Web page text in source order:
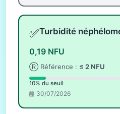
✅Turbidité
0,19 NFU
Ⓡ Référence : ≤ 2 NFU
10% du seuil
30/07/2026